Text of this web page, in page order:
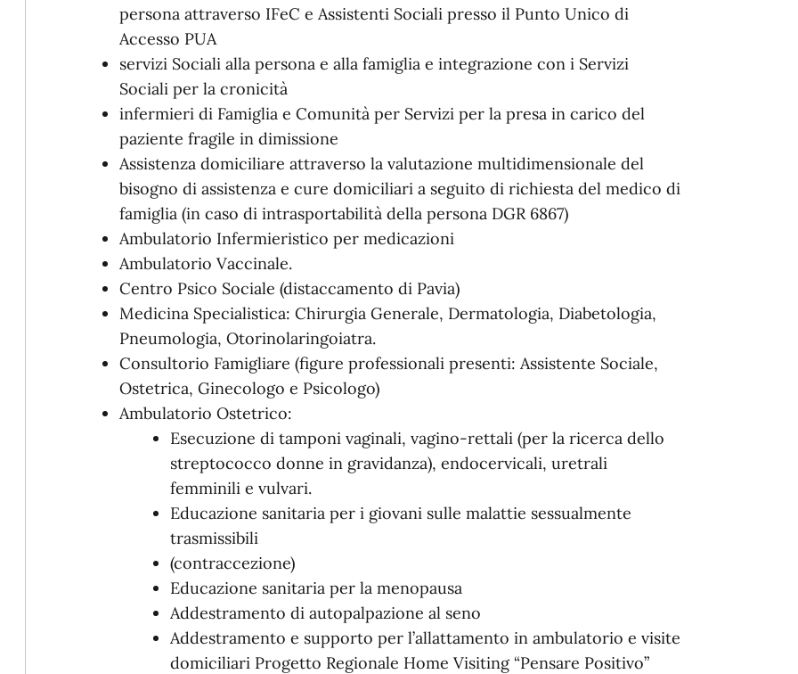
persona attraverso IFeC e Assistenti Sociali presso il Punto Unico di
Accesso PUA
servizi Sociali alla persona e alla famiglia e integrazione con i Servizi
Sociali per la cronicità
infermieri di Famiglia e Comunità per Servizi per la presa in carico del
paziente fragile in dimissione
Assistenza domiciliare attraverso la valutazione multidimensionale del
bisogno di assistenza e cure domiciliari a seguito di richiesta del medico di
famiglia (in caso di intrasportabilità della persona DGR 6867)
Ambulatorio Infermieristico per medicazioni
Ambulatorio Vaccinale.
Centro Psico Sociale (distaccamento di Pavia)
Medicina Specialistica: Chirurgia Generale, Dermatologia, Diabetologia,
Pneumologia, Otorinolaringoiatra.
Consultorio Famigliare (figure professionali presenti: Assistente Sociale,
Ostetrica, Ginecologo e Psicologo)
Ambulatorio Ostetrico:
Esecuzione di tamponi vaginali, vagino-rettali (per la ricerca dello
streptococco donne in gravidanza), endocervicali, uretrali
femminili e vulvari.
Educazione sanitaria per i giovani sulle malattie sessualmente
trasmissibili
(contraccezione)
Educazione sanitaria per la menopausa
Addestramento di autopalpazione al seno
Addestramento e supporto per l’allattamento in ambulatorio e visite
domiciliari Progetto Regionale Home Visiting “Pensare Positivo”